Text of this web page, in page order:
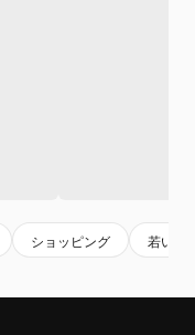
ショッピング 若い